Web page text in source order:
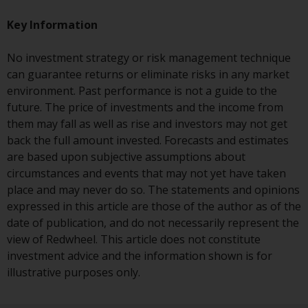
Anlagen in Wertpapieren
2009/65/EG ) und die Richtlinie
über die Verwalter alternativer
Investmentfonds (Richtlinie
2011/61/EU) sowie die
entsprechenden Regelungen, die
diese Regelungen in britisches
Recht umgesetzt und dann beim
Austritt des Vereinigten
Königreichs aus der Europäischen
Union ersetzt haben; es kann
jedoch zusätzliche Anforderungen
oder Formalitäten geben, die Ihre
Anlage verbieten.
Dementsprechend sind Sie
Key Information
No investment strategy or risk management technique
can guarantee returns or eliminate risks in any market
environment. Past performance is not a guide to the
future. The price of investments and the income from
them may fall as well as rise and investors may not get
back the full amount invested. Forecasts and estimates
are based upon subjective assumptions about
circumstances and events that may not yet have taken
place and may never do so. The statements and opinions
expressed in this article are those of the author as of the
date of publication, and do not necessarily represent the
view of Redwheel. This article does not constitute
investment advice and the information shown is for
illustrative purposes only.